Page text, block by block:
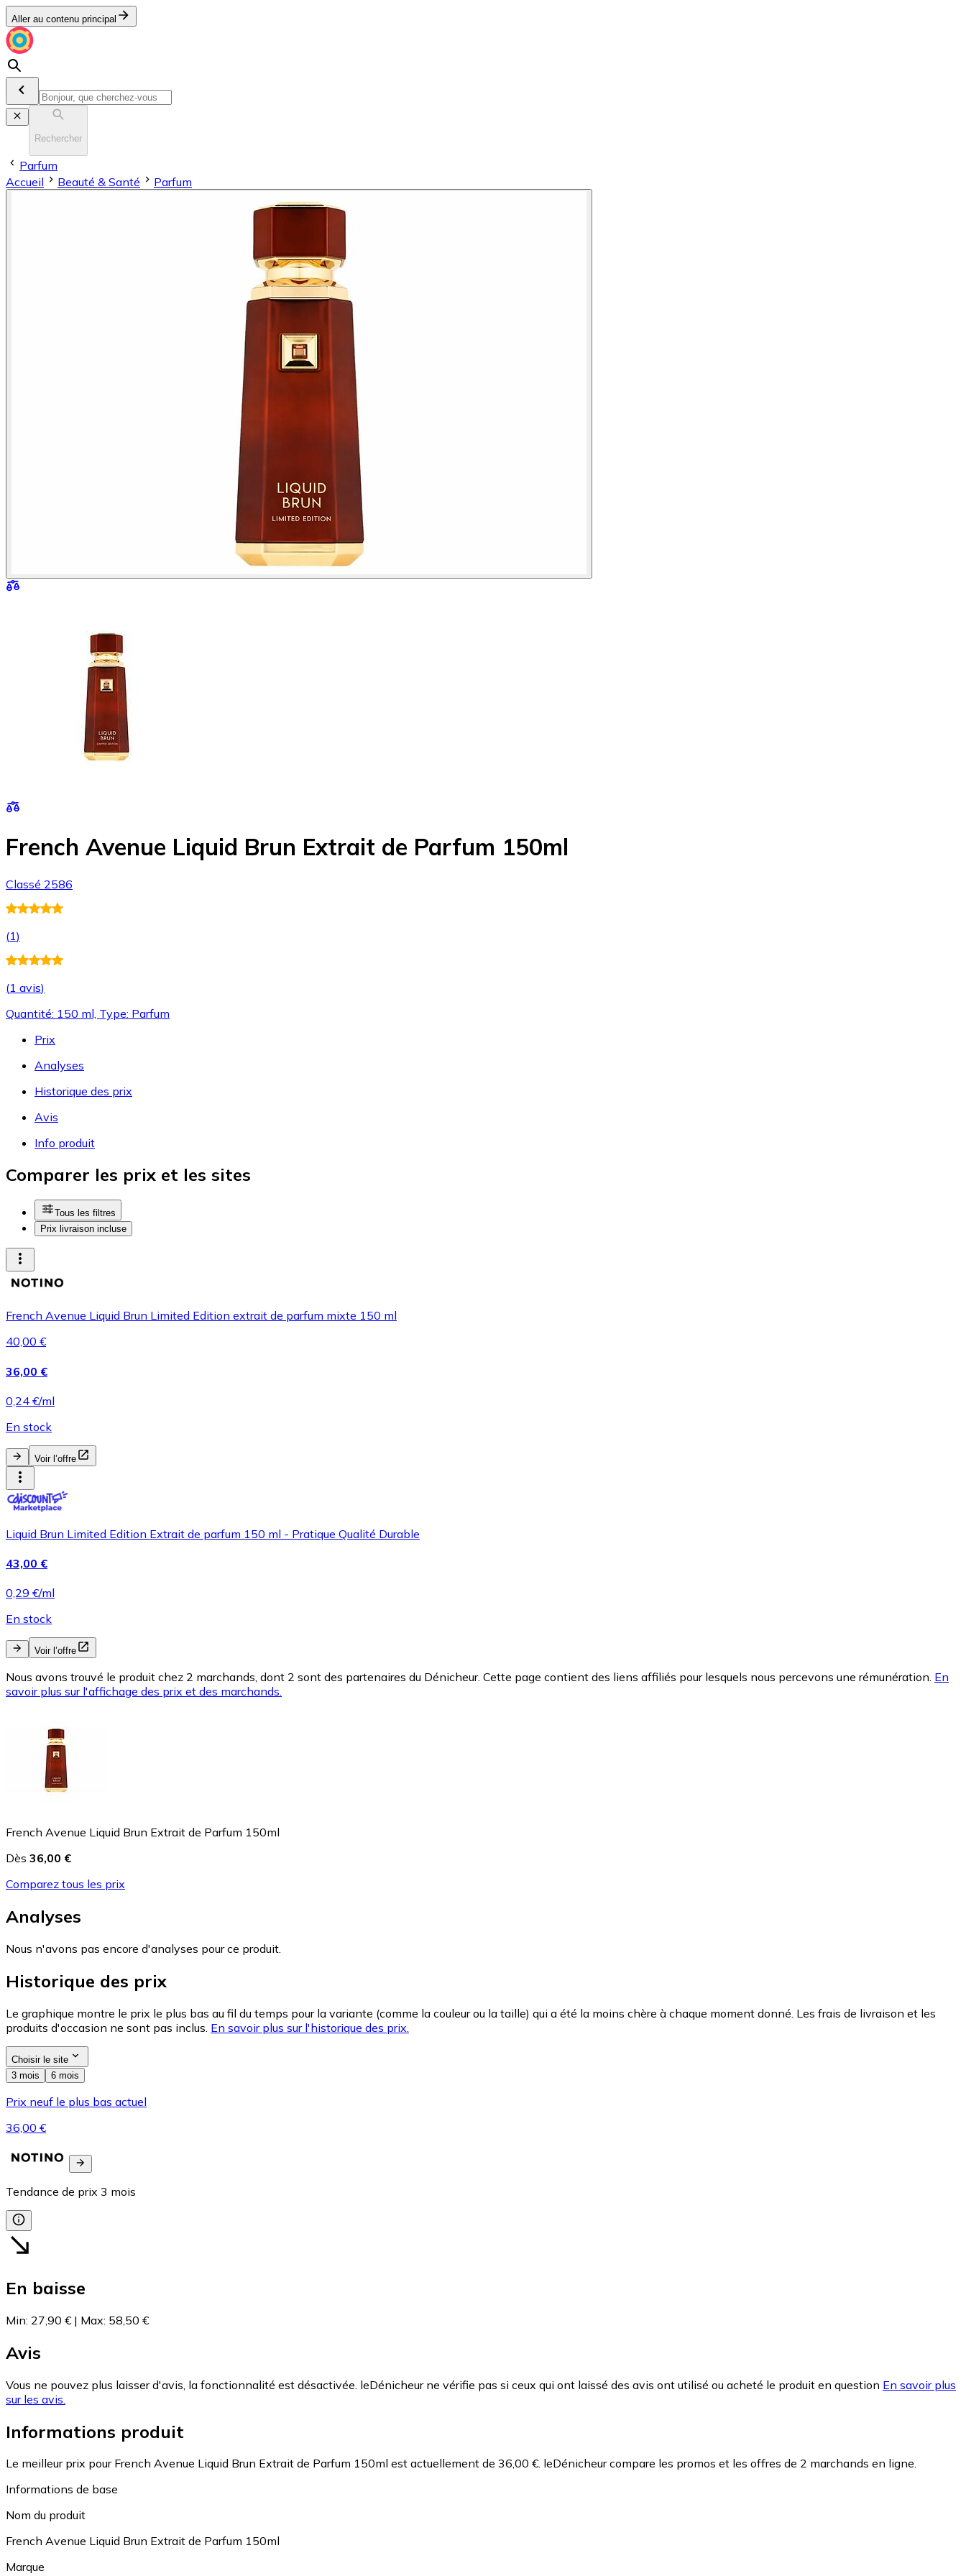
Aller au contenu principal
Rechercher
Parfum
Accueil
Beauté & Santé Parfum
French Avenue Liquid Brun Extrait de Parfum 150ml
Classé 2586
(1)
(1 avis)
Quantité: 150 ml, Type: Parfum
Prix
Analyses
Historique des prix
Avis
Info produit
Comparer les prix et les sites
Tous les filtres
Prix livraison incluse
French Avenue Liquid Brun Limited Edition extrait de parfum mixte 150 ml
40,00 €
36,00 €
0,24 €/ml
En stock
Voir l’offre
Liquid Brun Limited Edition Extrait de parfum 150 ml - Pratique Qualité Durable
43,00 €
0,29 €/ml
En stock
Voir l’offre
Nous avons trouvé le produit chez 2 marchands, dont 2 sont des partenaires du Dénicheur. Cette page contient des liens affiliés pour lesquels nous percevons une rémunération. En
savoir plus sur l'affichage des prix et des marchands.
French Avenue Liquid Brun Extrait de Parfum 150ml
Dès 36,00 €
Comparez tous les prix
Analyses
Nous n'avons pas encore d'analyses pour ce produit.
Historique des prix
Le graphique montre le prix le plus bas au fil du temps pour la variante (comme la couleur ou la taille) qui a été la moins chère à chaque moment donné. Les frais de livraison et les
produits d'occasion ne sont pas inclus. En savoir plus sur l'historique des prix.
Choisir le site
3 mois
6 mois
Prix neuf le plus bas actuel
36,00 €
Tendance de prix 3 mois
En baisse
Min: 27,90 € | Max: 58,50 €
Avis
Vous ne pouvez plus laisser d'avis, la fonctionnalité est désactivée. leDénicheur ne vérifie pas si ceux qui ont laissé des avis ont utilisé ou acheté le produit en question En savoir plus
sur les avis.
Informations produit
Le meilleur prix pour French Avenue Liquid Brun Extrait de Parfum 150ml est actuellement de 36,00 €. leDénicheur compare les promos et les offres de 2 marchands en ligne.
Informations de base
Nom du produit
French Avenue Liquid Brun Extrait de Parfum 150ml
Marque